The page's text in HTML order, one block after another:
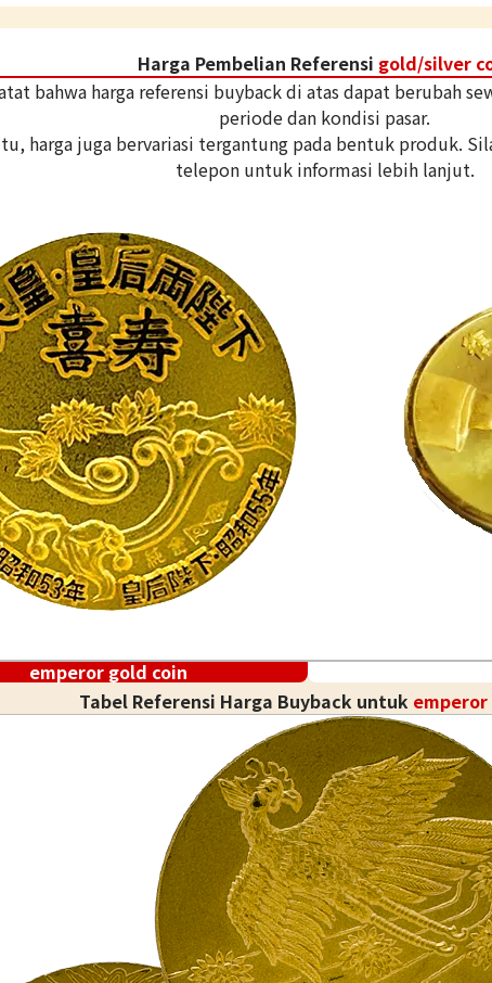
Harga Pembelian Referensi gold/silver
bahwa harga referensi buyback di atas dapat berubah
periode dan kondisi pasar.
harga juga bervariasi tergantung pada bentuk produk.
telepon untuk informasi lebih lanjut.
emperor gold coin
Tabel Referensi Harga Buyback untuk